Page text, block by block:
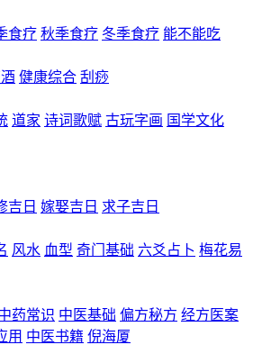
食疗 秋季食疗 冬季食疗 能不能吃
健康综合 刮痧
道家 诗词歌赋 古玩字画 国学文化
吉日 嫁娶吉日 求子吉日
风水 血型 奇门基础 六爻占卜 梅花易
药常识 中医基础 偏方秘方 经方医案
用 中医书籍 倪海厦